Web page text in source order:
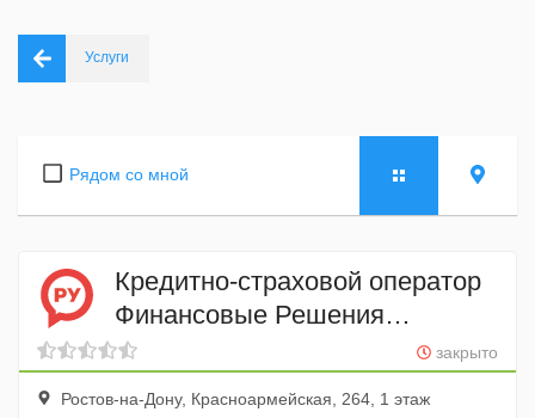
Услуги
Рядом со мной
Кредитно-страховой оператор
Финансовые Решения
РОСТОВ
закрыто
Ростов-на-Дону, Красноармейская, 264, 1 этаж